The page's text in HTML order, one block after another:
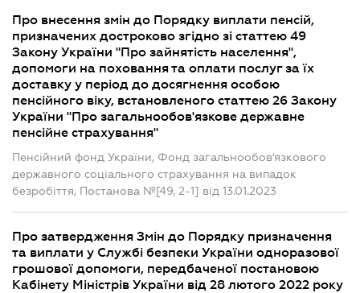
Про внесення змін до Порядку виплати пенсій,
призначених достроково згідно зі статтею 49
Закону України "Про зайнятість населення",
допомоги на поховання та оплати послуг за їх
доставку у період до досягнення особою
пенсійного віку, встановленого статтею 26 Закону
України "Про загальнообов'язкове державне
пенсійне страхування"
Пенсійний фонд України, Фонд загальнообов'язкового
державного соціального страхування на випадок
безробіття, Постанова №[49, 2-1] від 13.01.2023
Про затвердження Змін до Порядку призначення
та виплати у Службі безпеки України одноразової
грошової допомоги, передбаченої постановою
Кабінету Міністрів України від 28 лютого 2022 року